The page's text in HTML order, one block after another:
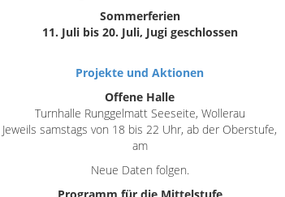
Sommerferien
11. Juli bis 20. Juli, Jugi geschlossen
Projekte und Aktionen
Offene Halle
Turnhalle Runggelmatt Seeseite, Wollerau
Jeweils samstags von 18 bis 22 Uhr, ab der Oberstufe,
am
Neue Daten folgen.